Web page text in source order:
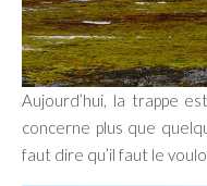
Aujourd’hui, la trappe
concerne plus que
faut dire qu’il faut le